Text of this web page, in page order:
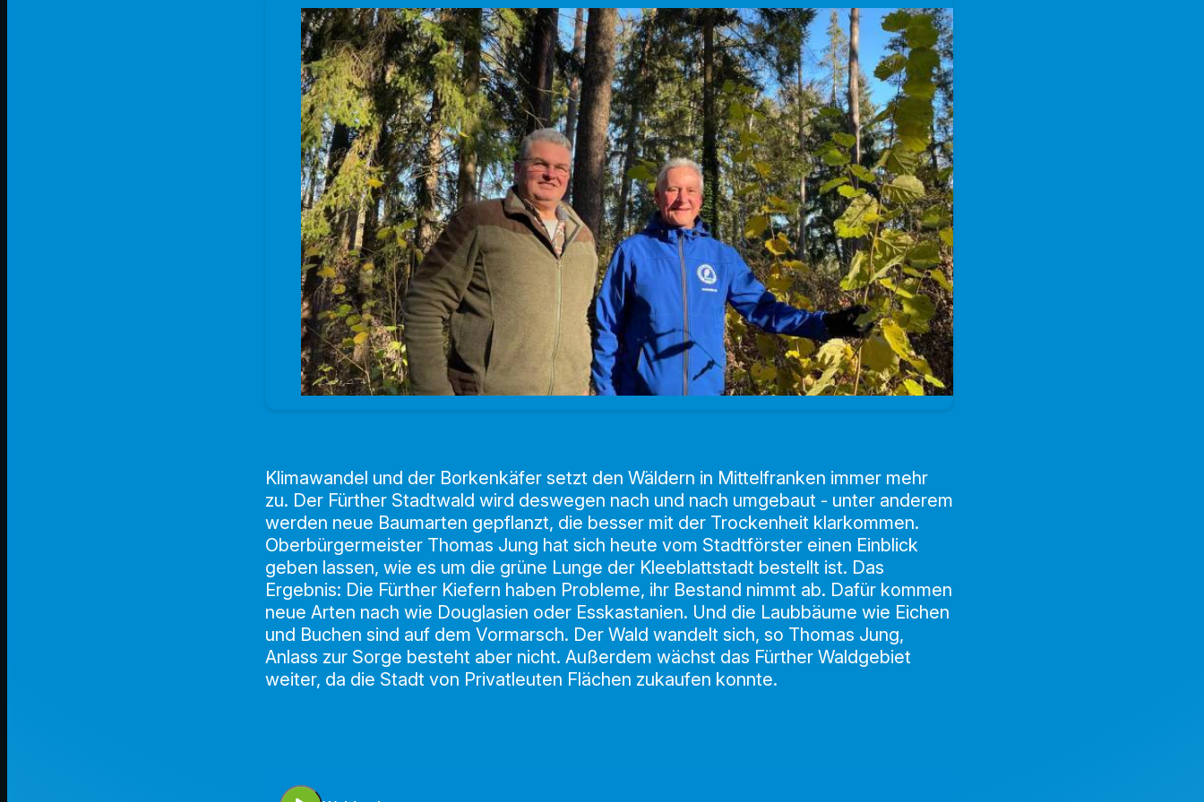
Klimawandel und der Borkenkäfer setzt den Wäldern in Mittelfranken immer mehr
zu. Der Fürther Stadtwald wird deswegen nach und nach umgebaut - unter anderem
werden neue Baumarten gepflanzt, die besser mit der Trockenheit klarkommen.
Oberbürgermeister Thomas Jung hat sich heute vom Stadtförster einen Einblick
geben lassen, wie es um die grüne Lunge der Kleeblattstadt bestellt ist. Das
Ergebnis: Die Fürther Kiefern haben Probleme, ihr Bestand nimmt ab. Dafür kommen
neue Arten nach wie Douglasien oder Esskastanien. Und die Laubbäume wie Eichen
und Buchen sind auf dem Vormarsch. Der Wald wandelt sich, so Thomas Jung,
Anlass zur Sorge besteht aber nicht. Außerdem wächst das Fürther Waldgebiet
weiter, da die Stadt von Privatleuten Flächen zukaufen konnte.